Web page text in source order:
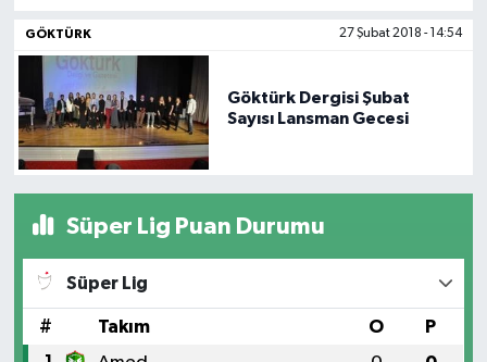
Günü
GÖKTÜRK 27 Şubat 2018 - 14:54
Göktürk Dergisi Şubat
Sayısı Lansman Gecesi
Süper Lig Puan Durumu
Süper Lig
# Takım O P